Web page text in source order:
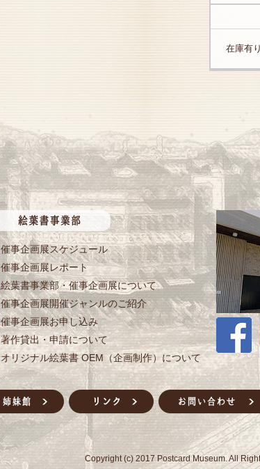
在庫有り
催事企画展スケジュール
催事企画展レポート
絵葉書事業部・催事企画展について
催事企画展開催ジャンルのご紹介
催事企画展お申し込み
著作貸出・申請について
オリジナル絵葉書 OEM（企画制作）について
Copyright (c) 2017 Postcard Museum. All